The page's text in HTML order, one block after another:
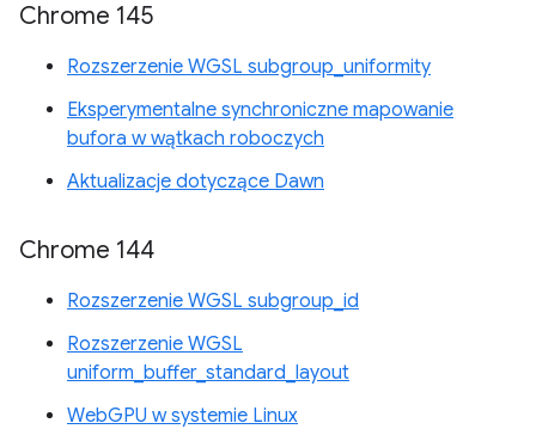
Chrome 145
Rozszerzenie WGSL subgroup_uniformity
Eksperymentalne synchroniczne mapowanie
bufora w wątkach roboczych
Aktualizacje dotyczące Dawn
Chrome 144
Rozszerzenie WGSL subgroup_id
Rozszerzenie WGSL
uniform_buffer_standard_layout
WebGPU w systemie Linux